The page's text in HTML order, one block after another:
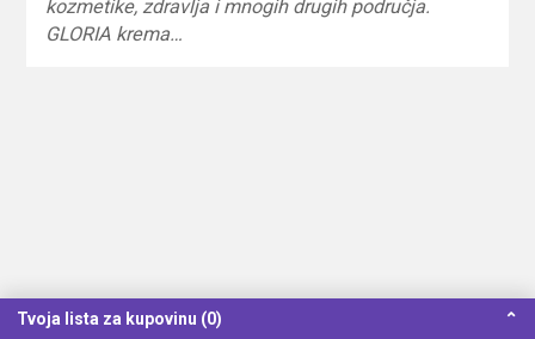
kozmetike, zdravlja i mnogih drugih područja.
GLORIA krema…
Tvoja lista za kupovinu (0) ⌃